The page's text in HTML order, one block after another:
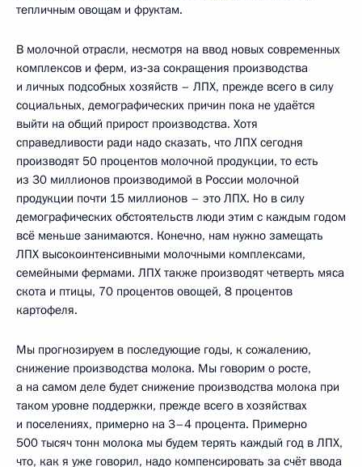
тепличным овощам и фруктам.
В молочной отрасли, несмотря на ввод новых современных
комплексов и ферм, из‑за сокращения производства
и личных подсобных хозяйств – ЛПХ, прежде всего в силу
социальных, демографических причин пока не удаётся
выйти на общий прирост производства. Хотя
справедливости ради надо сказать, что ЛПХ сегодня
производят 50 процентов молочной продукции, то есть
из 30 миллионов производимой в России молочной
продукции почти 15 миллионов – это ЛПХ. Но в силу
демографических обстоятельств люди этим с каждым годом
всё меньше занимаются. Конечно, нам нужно замещать
ЛПХ высокоинтенсивными молочными комплексами,
семейными фермами. ЛПХ также производят четверть мяса
скота и птицы, 70 процентов овощей, 8 процентов
картофеля.
Мы прогнозируем в последующие годы, к сожалению,
снижение производства молока. Мы говорим о росте,
а на самом деле будет снижение производства молока при
таком уровне поддержки, прежде всего в хозяйствах
и поселениях, примерно на 3–4 процента. Примерно
500 тысяч тонн молока мы будем терять каждый год в ЛПХ,
что, как я уже говорил, надо компенсировать за счёт ввода